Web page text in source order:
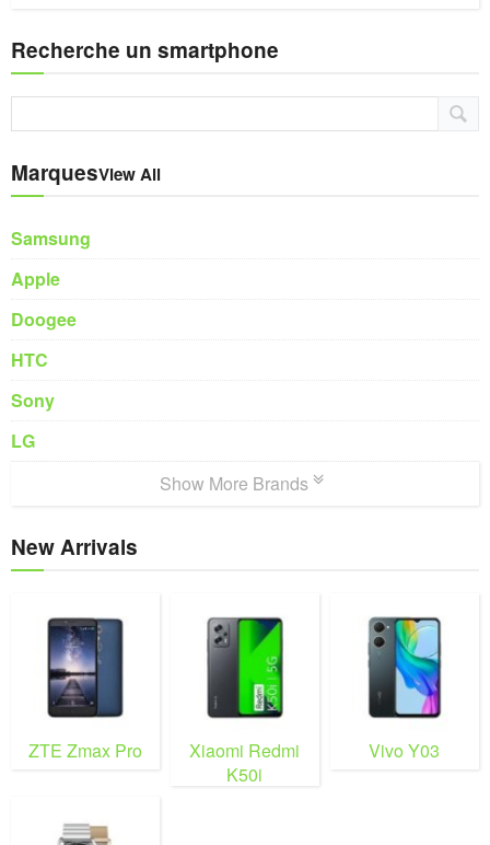
Recherche un smartphone
MarquesView All
Samsung
Apple
Doogee
HTC
Sony
LG
Show More Brands
New Arrivals
ZTE Zmax Pro
Xiaomi Redmi
K50i
Vivo Y03